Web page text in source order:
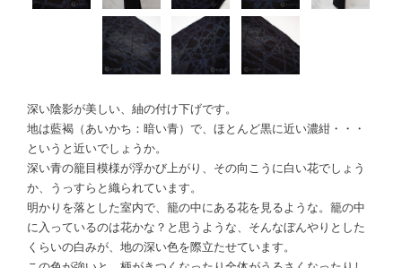
深い陰影が美しい、紬の付け下げです。
地は藍褐（あいかち：暗い青）で、ほとんど黒に近い濃紺・・・
というと近いでしょうか。
深い青の籠目模様が浮かび上がり、その向こうに白い花でしょう
か、うっすらと織られています。
明かりを落とした室内で、籠の中にある花を見るような。籠の中
に入っているのは花かな？と思うような、そんなぼんやりとした
くらいの白みが、地の深い色を際立たせています。